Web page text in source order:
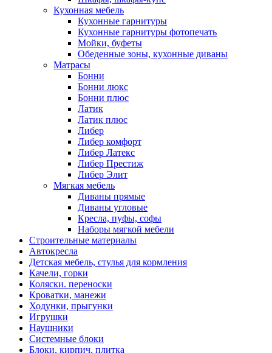
Кухонная мебель
Кухонные гарнитуры
Кухонные гарнитуры фотопечать
Мойки, буфеты
Обеденные зоны, кухонные диваны
Матрасы
Бонни
Бонни люкс
Бонни плюс
Латик
Латик плюс
Либер
Либер комфорт
Либер Латекс
Либер Престиж
Либер Элит
Мягкая мебель
Диваны прямые
Диваны угловые
Кресла, пуфы, софы
Наборы мягкой мебели
Строительные материалы
Автокресла
Детская мебель, стулья для кормления
Качели, горки
Коляски. переноски
Кроватки, манежи
Ходунки, прыгунки
Игрушки
Наушники
Системные блоки
Блоки, кирпич. плитка